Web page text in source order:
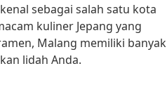
sebagai salah satu kota
kuliner Jepang yang
Malang memiliki banyak
lidah Anda.